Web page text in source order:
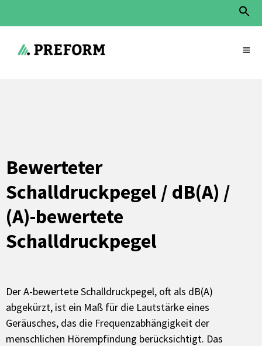
Search Button
Bewerteter
Schalldruckpegel / dB(A) /
(A)-bewertete
Schalldruckpegel
Der A-bewertete Schalldruckpegel, oft als dB(A)
abgekürzt, ist ein Maß für die Lautstärke eines
Geräusches, das die Frequenzabhängigkeit der
menschlichen Hörempfindung berücksichtigt. Das